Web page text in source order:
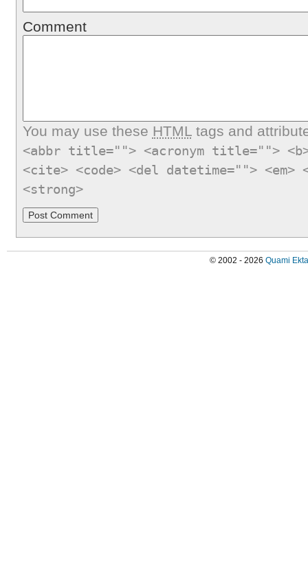
Comment
You may use these HTMLtags and
<abbr title=""> <acronym title="">
<cite> <code> <del datetime="">
<strong>
© 2002 - 2026 Quami